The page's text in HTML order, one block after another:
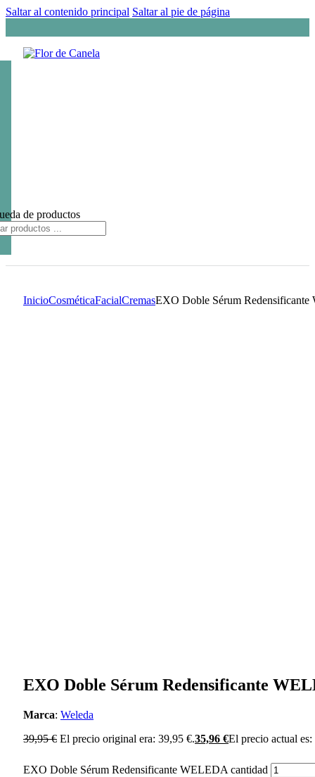
Saltar al contenido principal Saltar al pie de página
de productos
InicioCosméticaFacialCremasEXO Doble Sérum
EXO Doble Sérum Redensificante
Marca: Weleda
39,95€ El precio original era: 39,95 €.35,96 €El precio actual
EXO Doble Sérum Redensificante WELEDA cantidad